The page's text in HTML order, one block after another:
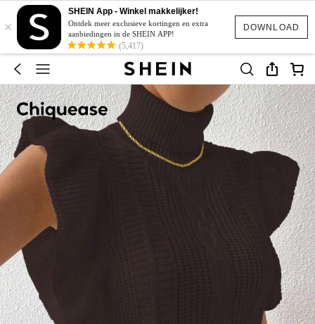
DOWNLOAD
×
SHEIN App - Winkel makkelijker!
Ontdek meer exclusieve kortingen en extra
aanbiedingen in de SHEIN APP!
(5,417)